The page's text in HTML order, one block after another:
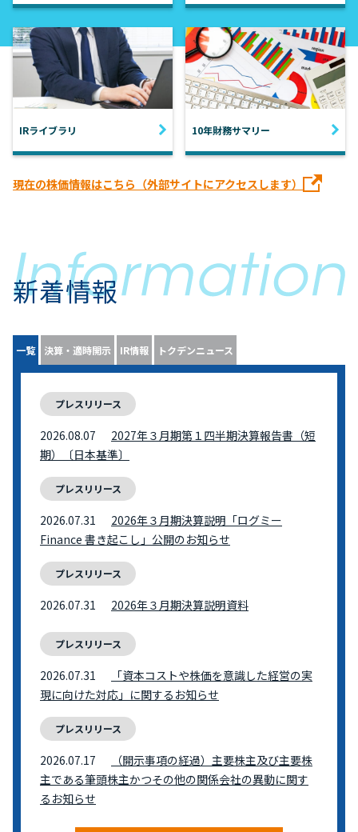
IRライブラリ 10年財務サマリー
現在の株価情報はこちら（外部サイトにアクセスします）
新着情報
一覧 決算・適時開示 IR情報 トクデンニュース
プレスリリース
2026.08.07
2027年３月期第１四半期決算報告書（短
期）〔日本基準〕
プレスリリース
2026.07.31
2026年３月期決算説明「ログミー
Finance 書き起こし」公開のお知らせ
プレスリリース
2026.07.31 2026年３月期決算説明資料
プレスリリース
2026.07.31
「資本コストや株価を意識した経営の実
現に向けた対応」に関するお知らせ
プレスリリース
2026.07.17
（開示事項の経過）主要株主及び主要株
主である筆頭株主かつその他の関係会社の異動に関す
るお知らせ